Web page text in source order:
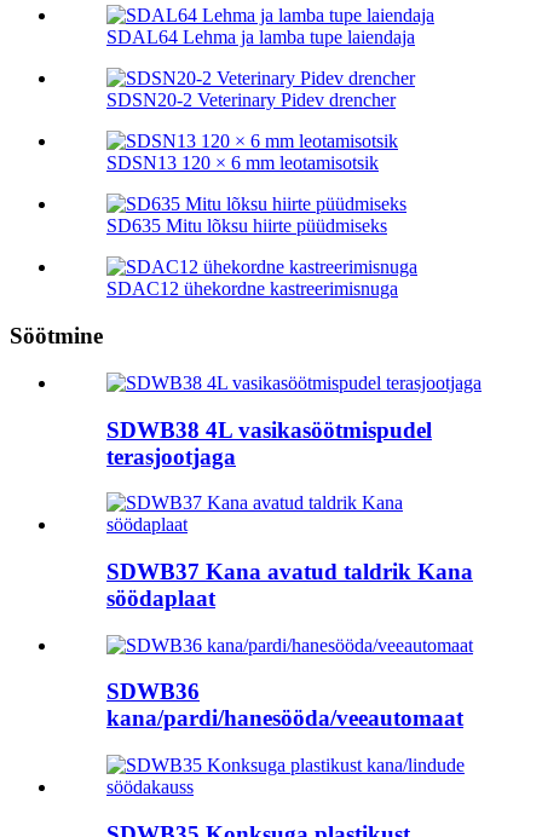
SDAL64 Lehma ja lamba tupe laiendaja
SDSN20-2 Veterinary Pidev drencher
SDSN13 120 × 6 mm leotamisotsik
SD635 Mitu lõksu hiirte püüdmiseks
SDAC12 ühekordne kastreerimisnuga
Söötmine
SDWB38 4L vasikasöötmispudel
terasjootjaga
SDWB37 Kana avatud taldrik Kana
söödaplaat
SDWB36
kana/pardi/hanesööda/veeautomaat